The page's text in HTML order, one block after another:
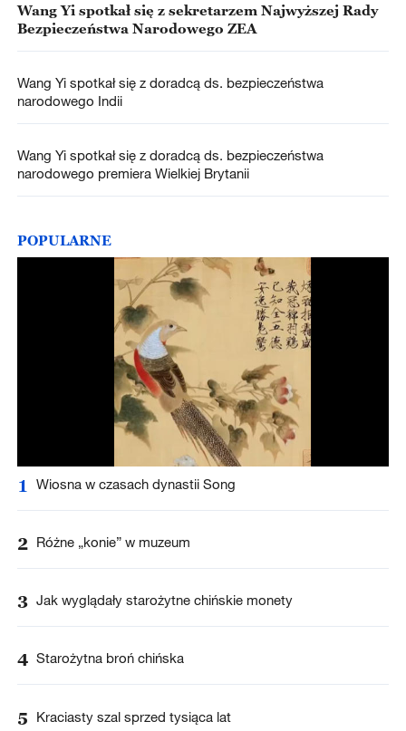
Wang Yi spotkał się z sekretarzem Najwyższej Rady
Bezpieczeństwa Narodowego ZEA
Wang Yi spotkał się z doradcą ds. bezpieczeństwa
narodowego Indii
Wang Yi spotkał się z doradcą ds. bezpieczeństwa
narodowego premiera Wielkiej Brytanii
POPULARNE
1 Wiosna w czasach dynastii Song
2 Różne „konie” w muzeum
3 Jak wyglądały starożytne chińskie monety
4 Starożytna broń chińska
5 Kraciasty szal sprzed tysiąca lat